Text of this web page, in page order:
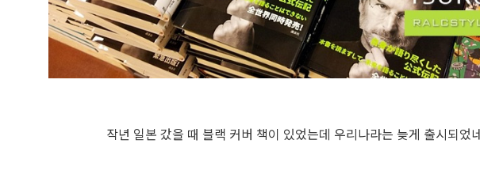
작년 일본 갔을 때 블랙 커버 책이 있었는데 우리나라는 늦게 출시되었